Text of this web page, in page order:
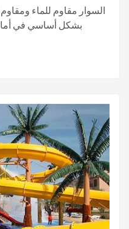
بشكل أساسي في
والمتنزهات المائية